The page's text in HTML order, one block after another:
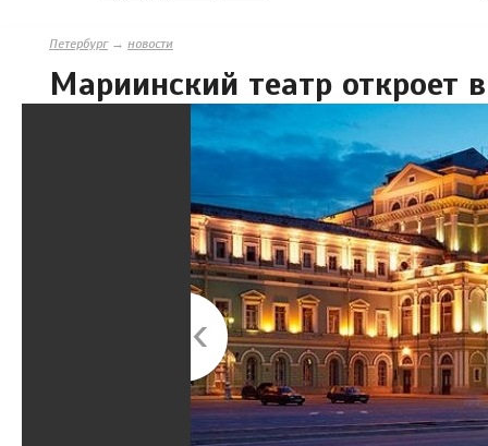
Петербург→ новости
Мариинский театр откроет